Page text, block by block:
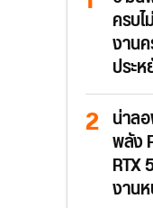
ครบ
งาน
ประ
น่าล
พลัง
RTX
งาน